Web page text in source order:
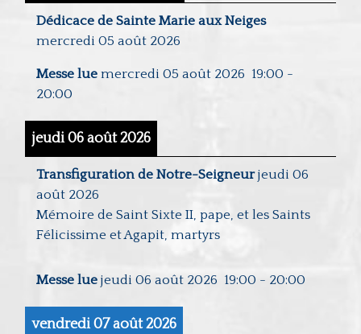
Dédicace de Sainte Marie aux Neiges
mercredi 05 août 2026
Messe lue mercredi 05 août 2026 19:00 -
20:00
jeudi 06 août 2026
Transfiguration de Notre-Seigneur jeudi 06
août 2026
Mémoire de Saint Sixte II, pape, et les Saints
Félicissime et Agapit, martyrs
Messe lue jeudi 06 août 2026 19:00 - 20:00
vendredi 07 août 2026